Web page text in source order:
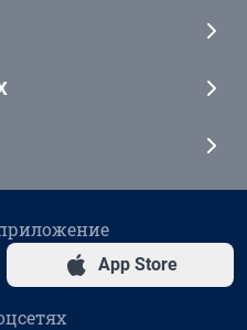
App Store